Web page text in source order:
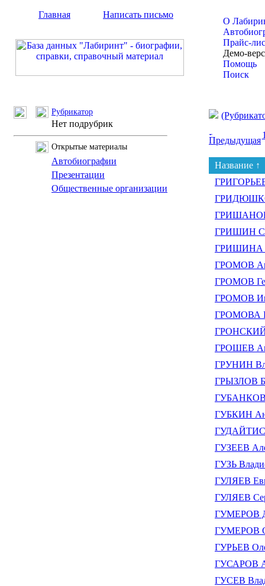
Главная Написать письмо
О
Прайс-
Демо-
Помощь
Поиск
Рубрикатор
Нет подрубрик
Открытые материалы
Автобиографии
Презентации
Общественные организации
Предыдущая
Название ↑
ГРИШАНОВ
ГРИШИН
ГРИШИНА
ГРОМОВ
ГРОМОВ
ГРОМОВ
ГРОМОВА
ГРОНСКИЙ
ГРОШЕВ
ГРУНИН
ГРЫЗЛОВ
ГУБАНКОВ
ГУБКИН
ГУДАЙТИС
ГУЗЕЕВ
ГУЗЬ
ГУЛЯЕВ
ГУЛЯЕВ
ГУМЕРОВ
ГУМЕРОВ
ГУРЬЕВ
ГУСАРОВ
ГУСЕВ